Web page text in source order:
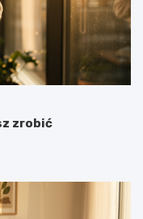
zrobić